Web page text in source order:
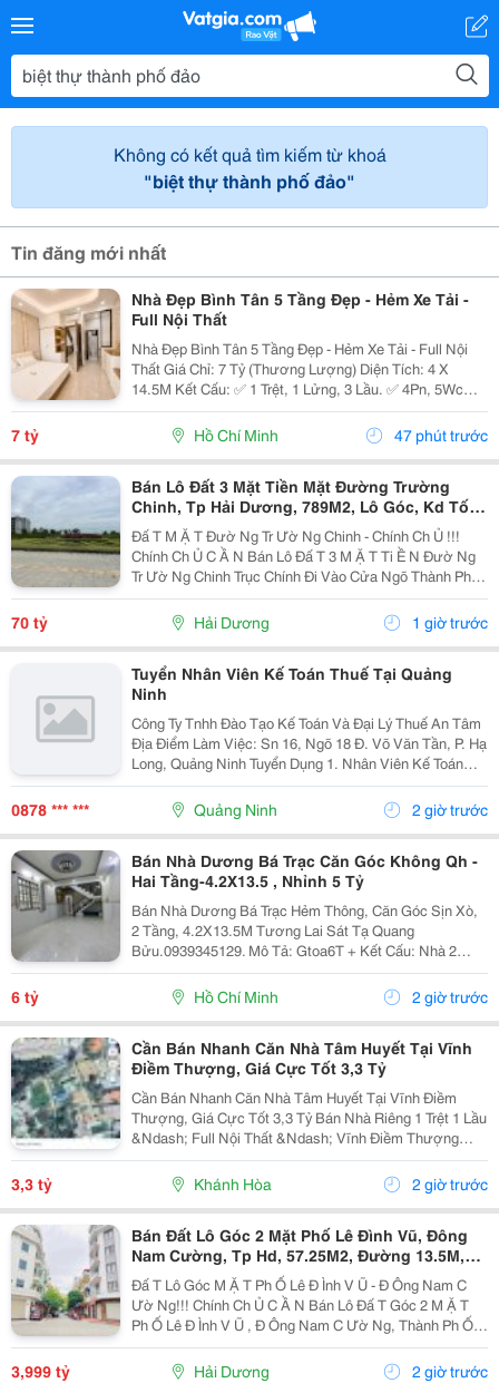
Không có kết quả tìm kiếm từ khoá
"biệt thự thành phố đảo"
Tin đăng mới nhất
Nhà Đẹp Bình Tân 5 Tầng Đẹp - Hẻm Xe Tải -
Full Nội Thất
Nhà Đẹp Bình Tân 5 Tầng Đẹp - Hẻm Xe Tải - Full Nội
Thất Giá Chỉ: 7 Tỷ (Thương Lượng) Diện Tích: 4 X
14.5M Kết Cấu: ✅ 1 Trệt, 1 Lửng, 3 Lầu. ✅ 4Pn, 5Wc
(Có Thể Bố Trí 6Pn). ✅ Phòng Thờ, Phòng Giặt, Sân
Thượng. Hẻm Xe Tải, Gần Mặt Tiền, Thuận...
7 tỷ Hồ Chí Minh 47 phút trước
Bán Lô Đất 3 Mặt Tiền Mặt Đường Trường
Chinh, Tp Hải Dương, 789M2, Lô Góc, Kd Tốt,
Vị Trí Đẹp
Đấ T M Ặ T Đườ Ng Tr Ườ Ng Chinh - Chính Ch Ủ !!!
Chính Ch Ủ C Ầ N Bán Lô Đấ T 3 M Ặ T Ti Ề N Đườ Ng
Tr Ườ Ng Chinh Trục Chính Đi Vào Cửa Ngõ Thành Ph Ố
H Ả I D Ươ Ng - Di Ệ N Tích 789M2, Lô Góc 3 M Ặ T Ti Ề
70 tỷ Hải Dương 1 giờ trước
Tuyển Nhân Viên Kế Toán Thuế Tại Quảng
Ninh
Công Ty Tnhh Đào Tạo Kế Toán Và Đại Lý Thuế An Tâm
Địa Điểm Làm Việc: Sn 16, Ngõ 18 Đ. Võ Văn Tần, P. Hạ
Long, Quảng Ninh Tuyển Dụng 1. Nhân Viên Kế Toán
Thuế : 05 Mô Tả Công Việc: &Bull; Thực Hiện Các Công
Việc Liên Quan Đến Kế Toán Thuế...
0878 *** *** Quảng Ninh 2 giờ trước
Bán Nhà Dương Bá Trạc Căn Góc Không Qh -
Hai Tầng-4.2X13.5 , Nhỉnh 5 Tỷ
Bán Nhà Dương Bá Trạc Hẻm Thông, Căn Góc Sịn Xò,
2 Tầng, 4.2X13.5M Tương Lai Sát Tạ Quang
Bửu.0939345129. Mô Tả: Gtoa6T + Kết Cấu: Nhà 2
Tầng Btct Kiên Cố, 2 Phòng. + Vị Trí: Ngay Dương Bá
Trạc Thông Tạ Quang Bửu, Âu Dương Lân, Nguyễn Thị
Tần, Dạ...
6 tỷ Hồ Chí Minh 2 giờ trước
Cần Bán Nhanh Căn Nhà Tâm Huyết Tại Vĩnh
Điềm Thượng, Giá Cực Tốt 3,3 Tỷ
Cần Bán Nhanh Căn Nhà Tâm Huyết Tại Vĩnh Điềm
Thượng, Giá Cực Tốt 3,3 Tỷ Bán Nhà Riêng 1 Trệt 1 Lầu
&Ndash; Full Nội Thất &Ndash; Vĩnh Điềm Thượng
&Ndash; Gần 23/10 Vị Trí: Thôn Vĩnh Điềm Thượng,
Cách Đường 23/10 Chỉ 50M Hẻm Thông Thoáng, Kết...
3,3 tỷ Khánh Hòa 2 giờ trước
Bán Đất Lô Góc 2 Mặt Phố Lê Đình Vũ, Đông
Nam Cường, Tp Hd, 57.25M2, Đường 13.5M,
3.X Tỷ
Đấ T Lô Góc M Ặ T Ph Ố Lê Đ Ình V Ũ - Đ Ông Nam C
Ườ Ng!!! Chính Ch Ủ C Ầ N Bán Lô Đấ T Góc 2 M Ặ T
Ph Ố Lê Đ Ình V Ũ , Đ Ông Nam C Ườ Ng, Thành Ph Ố H
Ả I D Ươ Ng - Di Ệ N Tích 57.25M2, H Ướ Ng Tây, Tây B
3,999 tỷ Hải Dương 2 giờ trước